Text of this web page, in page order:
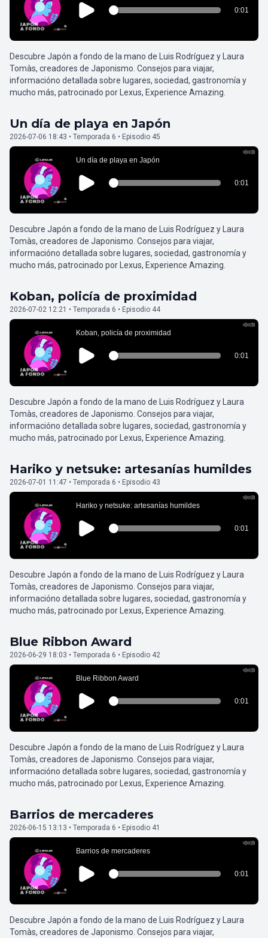
Descubre Japón a fondo de la mano de Luis Rodríguez y Laura
Tomàs, creadores de Japonismo. Consejos para viajar,
informacióno detallada sobre lugares, sociedad, gastronomía y
mucho más, patrocinado por Lexus, Experience Amazing.
Un día de playa en Japón
2026-07-06 18:43 • Temporada 6 • Episodio 45
Descubre Japón a fondo de la mano de Luis Rodríguez y Laura
Tomàs, creadores de Japonismo. Consejos para viajar,
informacióno detallada sobre lugares, sociedad, gastronomía y
mucho más, patrocinado por Lexus, Experience Amazing.
Koban, policía de proximidad
2026-07-02 12:21 • Temporada 6 • Episodio 44
Descubre Japón a fondo de la mano de Luis Rodríguez y Laura
Tomàs, creadores de Japonismo. Consejos para viajar,
informacióno detallada sobre lugares, sociedad, gastronomía y
mucho más, patrocinado por Lexus, Experience Amazing.
Hariko y netsuke: artesanías humildes
2026-07-01 11:47 • Temporada 6 • Episodio 43
Descubre Japón a fondo de la mano de Luis Rodríguez y Laura
Tomàs, creadores de Japonismo. Consejos para viajar,
informacióno detallada sobre lugares, sociedad, gastronomía y
mucho más, patrocinado por Lexus, Experience Amazing.
Blue Ribbon Award
2026-06-29 18:03 • Temporada 6 • Episodio 42
Descubre Japón a fondo de la mano de Luis Rodríguez y Laura
Tomàs, creadores de Japonismo. Consejos para viajar,
informacióno detallada sobre lugares, sociedad, gastronomía y
mucho más, patrocinado por Lexus, Experience Amazing.
Barrios de mercaderes
2026-06-15 13:13 • Temporada 6 • Episodio 41
Descubre Japón a fondo de la mano de Luis Rodríguez y Laura
Tomàs, creadores de Japonismo. Consejos para viajar,